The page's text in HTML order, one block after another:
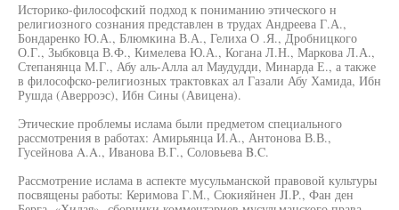
Историко-философский подход к пониманию этического н
религиозного сознания представлен в трудах Андреева Г.А.,
Бондаренко Ю.А., Блюмкина В.А., Гелиха О .Я., Дробницкого
О.Г., Зыбковца В.Ф., Кимелева Ю.А., Когана Л.Н., Маркова Л.А.,
Степанянца М.Г., Абу аль-Алла ал Маудудди, Минарда Е., а также
в философско-религиозных трактовках ал Газали Абу Хамида, Ибн
Рушда (Аверроэс), Ибн Сины (Авицена).
Этические проблемы ислама были предметом специального
рассмотрения в работах: Амирьянца И.А., Антонова В.В.,
Гусейнова A.A., Иванова В.Г., Соловьева B.C.
Рассмотрение ислама в аспекте мусульманской правовой культуры
посвящены работы: Керимова Г.М., Сюкияйнен JI.P., Фан ден